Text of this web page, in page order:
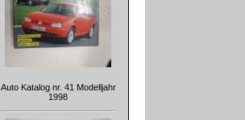
Auto Katalog nr. 41 Modelljahr
1998